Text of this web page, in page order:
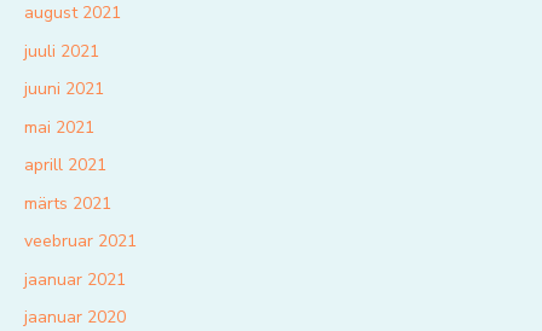
august 2021
juuli 2021
juuni 2021
mai 2021
aprill 2021
märts 2021
veebruar 2021
jaanuar 2021
jaanuar 2020